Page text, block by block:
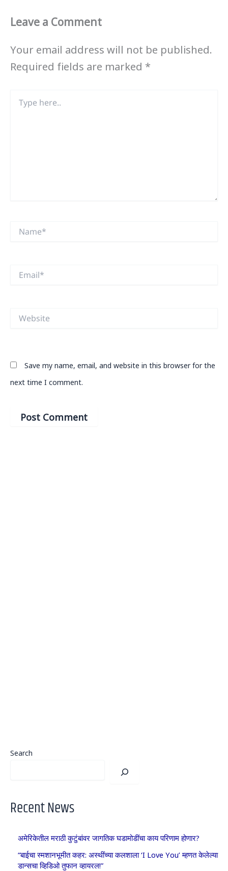
Leave a Comment
Your email address will not be published.
Required fields are marked *
here..
Name*
Email*
Website
Save my name, email, and website in this browser for the
next time I comment.
Search
Recent News
अमेरिकेतील मराठी कुटुंबांवर जागतिक घडामोडींचा काय परिणाम होणार?
“बाईचा स्मशानभूमीत कहर: अस्थींच्या कलशाला ‘I Love You’ म्हणत केलेल्या
डान्सचा व्हिडिओ तुफान व्हायरल!”